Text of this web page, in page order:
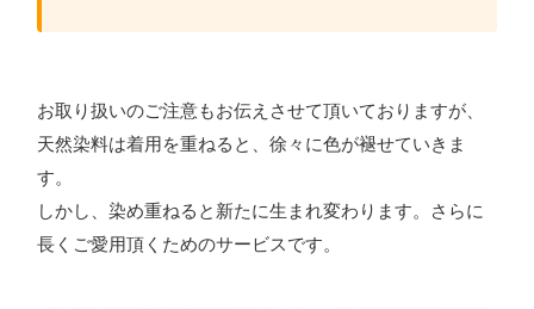
お取り扱いのご注意もお伝えさせて頂いておりますが、
天然染料は着用を重ねると、徐々に色が褪せていきま
す。
しかし、染め重ねると新たに生まれ変わります。さらに
長くご愛用頂くためのサービスです。